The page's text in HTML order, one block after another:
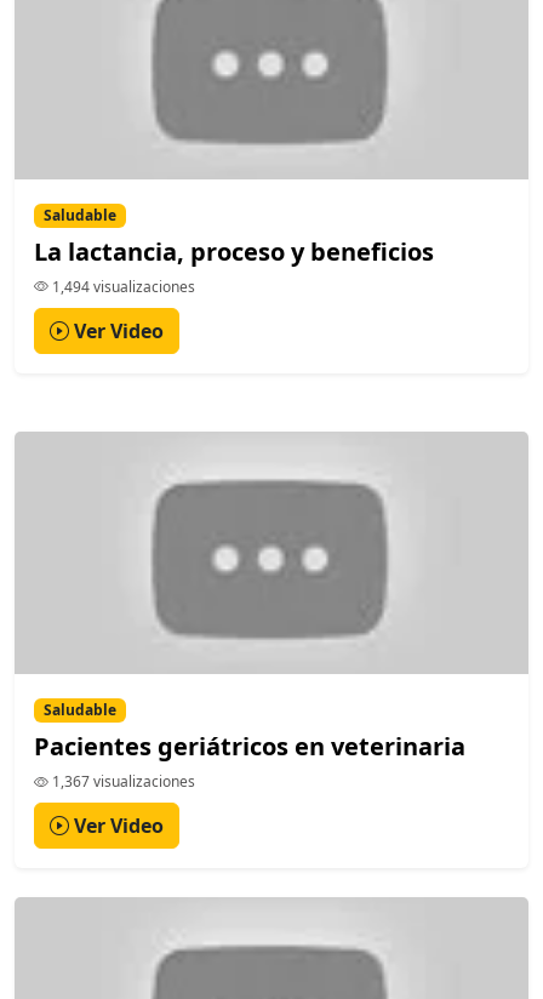
Saludable
La lactancia, proceso y beneficios
1,494 visualizaciones
Ver Video
Saludable
Pacientes geriátricos en veterinaria
1,367 visualizaciones
Ver Video